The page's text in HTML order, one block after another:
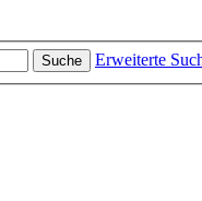
Suche
Erweiterte